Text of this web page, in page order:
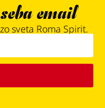
email
sveta Roma Spirit.